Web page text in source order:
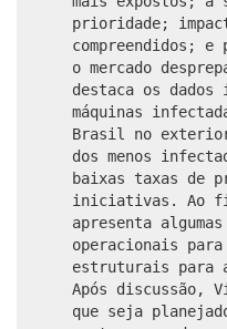
prioridade;
compreendidos;
o mercado
destaca os
máquinas
Brasil no
dos menos
baixas taxas de
iniciativas. Ao
apresenta
operacionais para
estruturais para
Após discussão,
que seja